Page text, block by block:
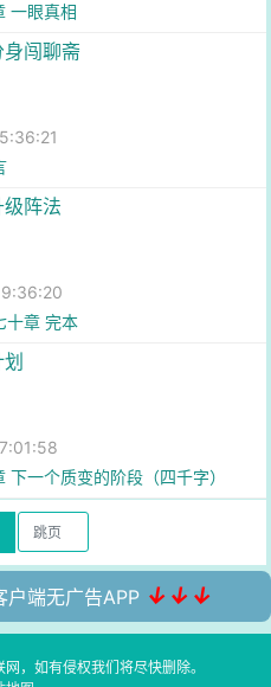
一眼真相
闯聊斋
阵法
十章 完本
下一个质变的阶段（四千字）
户端无广告APP ↓↓↓
，如有侵权我们将尽快删除。